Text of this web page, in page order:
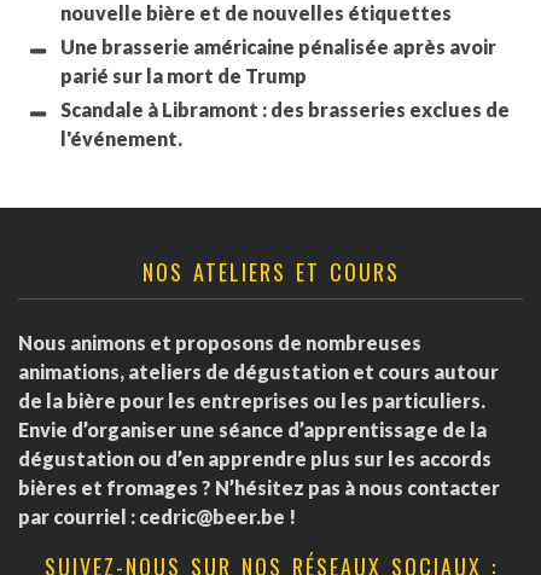
nouvelle bière et de nouvelles étiquettes
Une brasserie américaine pénalisée après avoir
parié sur la mort de Trump
Scandale à Libramont : des brasseries exclues de
l'événement.
NOS ATELIERS ET COURS
Nous animons et proposons de nombreuses
animations, ateliers de dégustation et cours autour
de la bière pour les entreprises ou les particuliers.
Envie d’organiser une séance d’apprentissage de la
dégustation ou d’en apprendre plus sur les accords
bières et fromages ? N’hésitez pas à nous contacter
par courriel : cedric@beer.be !
SUIVEZ-NOUS SUR NOS RÉSEAUX SOCIAUX :